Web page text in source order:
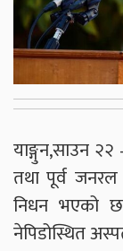
याङ्गुन,साउन २२
तथा पूर्व जनरल
निधन भएको
नेपिडोस्थित